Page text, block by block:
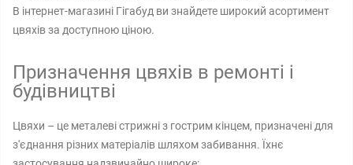
В інтернет-магазині Гігабуд ви знайдете широкий асортимент
цвяхів за доступною ціною.
Призначення цвяхів в ремонті і
будівництві
Цвяхи – це металеві стрижні з гострим кінцем, призначені для
з'єднання різних матеріалів шляхом забивання. Їхнє